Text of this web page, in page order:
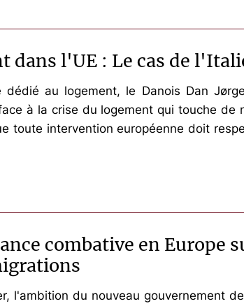
dans l'UE : Le cas de
dédié au logement, le Danois Dan
à la crise du logement qui touche de
toute intervention européenne doit
combative en Europe
l'ambition du nouveau gouvernement